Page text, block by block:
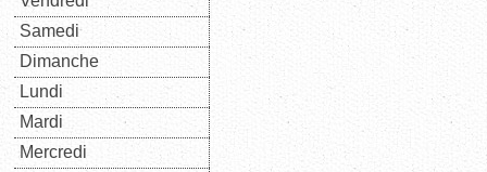
Samedi
Dimanche
Lundi
Mardi
Mercredi